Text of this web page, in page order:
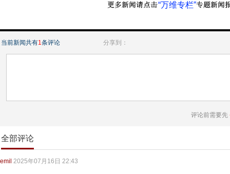
“万维专栏”
当前新闻共有1条评论 分享到：
评论前需要先
全部评论
emil 2025年07月16日 22:43